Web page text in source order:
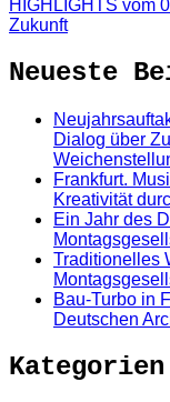
HIGHLIGHTS vom
Zukunft
Neueste
Dialog über
Frankfurt.
Kreativität
Ein Jahr des
Traditionelles
Bau-Turbo in
Deutschen
Kategorien